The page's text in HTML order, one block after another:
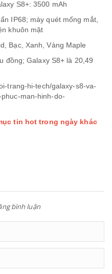
S8+: 3500 mAh
IP68; máy quét mống mắt,
khuôn mặt
Bạc, Xanh, Vàng Maple
đồng; Galaxy S8+ là 20,49
trang-hi-tech/galaxy-s8-va-
man-hinh-do-
tin hot trong ngày khác
bình luận